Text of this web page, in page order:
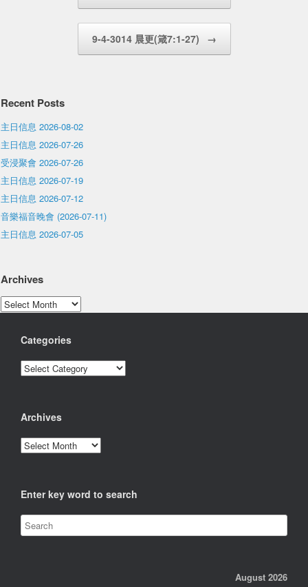
9-4-3014 晨更(箴7:1-27) →
Recent Posts
主日信息 2026-08-02
主日信息 2026-07-26
受浸聚會 2026-07-26
主日信息 2026-07-19
主日信息 2026-07-12
音樂福音晚會 (2026-07-11)
主日信息 2026-07-05
Archives
Archives
Categories
Categories
Archives
Archives
Enter key word to search
August 2026